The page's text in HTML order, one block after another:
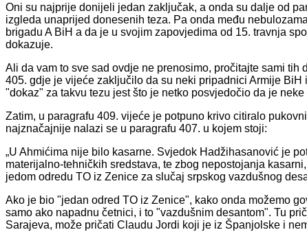
Oni su najprije donijeli jedan zaključak, a onda su dalje od
izgleda unaprijed donesenih teza. Pa onda među
brigadu A BiH a da je u svojim zapovjedima od 15. travnja
dokazuje.
Ali da vam to sve sad ovdje ne prenosimo, pročitajte sami
405. gdje je vijeće zaključilo da su neki pripadnici Armije
"dokaz" za takvu tezu jest što je netko posvjedočio da je
Zatim, u paragrafu 409. vijeće je potpuno krivo citiralo
najznačajnije nalazi se u paragrafu 407. u kojem stoji:
„U Ahmićima nije bilo kasarne. Svjedok Hadžihasanović je
materijalno-tehničkih sredstava, te zbog nepostojanja
jedom odredu TO iz Zenice za slučaj srpskog vazdušnog
Ako je bio "jedan odred TO iz Zenice", kako onda možemo
samo ako napadnu četnici, i to "vazdušnim desantom". Tu
Sarajeva, može pričati Claudu Jordi koji je iz Španjolske i